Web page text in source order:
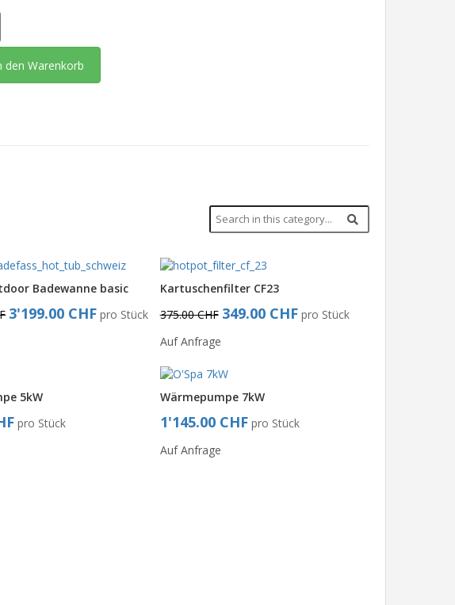
den Warenkorb
Badewanne basic
3'199.00 CHF pro Stück
Kartuschenfilter CF23
375.00 CHF 349.00 CHF pro Stück
Auf Anfrage
5kW
pro Stück
Wärmepumpe 7kW
1'145.00 CHF pro Stück
Auf Anfrage